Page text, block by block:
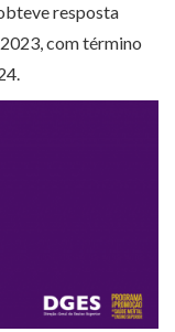
resposta
com término